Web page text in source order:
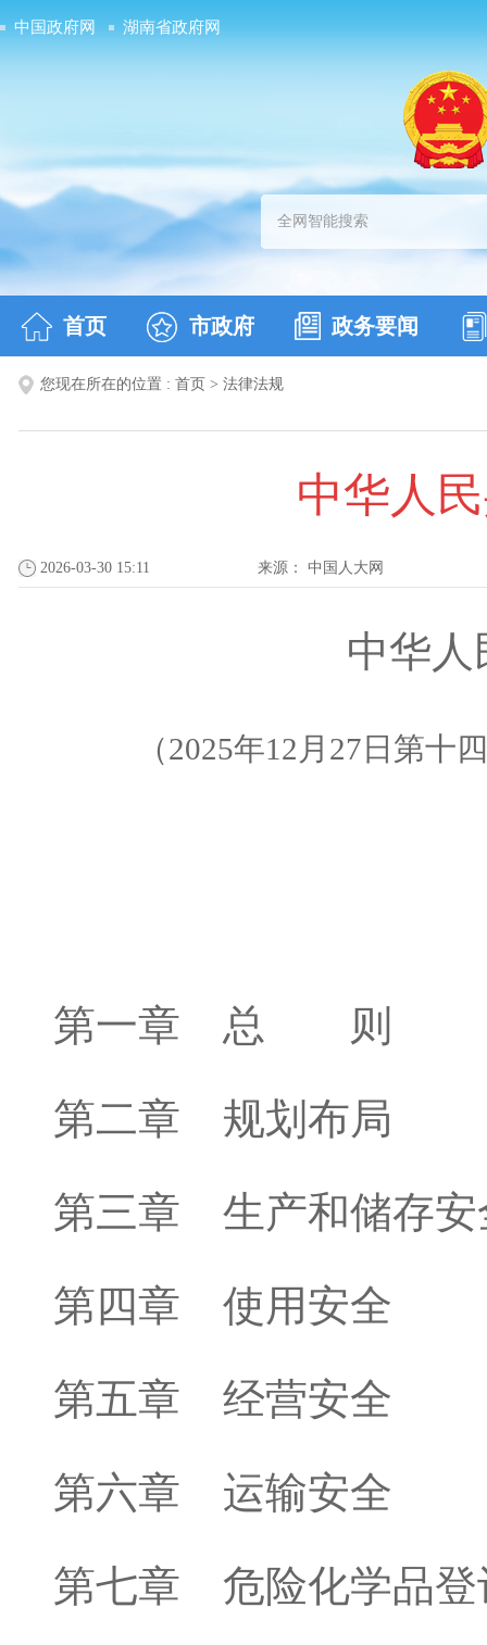
中国政府网 湖南省政府网
首页 市政府 政务要闻
您现在所在的位置 : 首页 > 法律法规
中华人
2026-03-30 15:11 来源： 中国人大网
中华
（2025年12 月 27 日第十
第一章 总 则
第二章 规划布局
第三章 生产和储存安
第四章 使用安全
第五章 经营安全
第六章 运输安全
第七章 危险化学品登